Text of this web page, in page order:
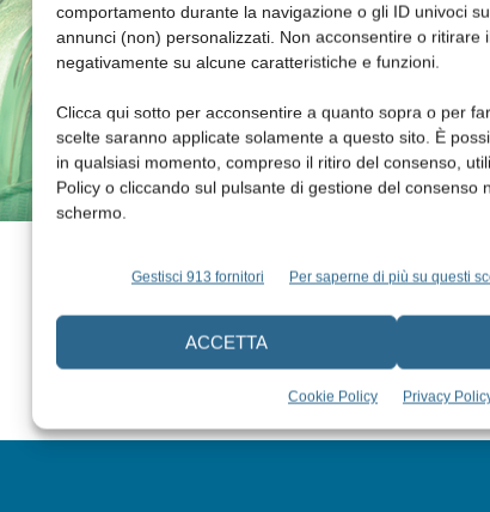
comportamento durante la navigazione o gli ID univoci
annunci (non) personalizzati. Non acconsentire o ritirare
negativamente su alcune caratteristiche e funzioni.
Clicca qui sotto per acconsentire a quanto sopra o per
scelte saranno applicate solamente a questo sito. È
in qualsiasi momento, compreso il ritiro del consenso,
Policy o cliccando sul pulsante di gestione del consenso
schermo.
Gestisci 913 fornitori Per saperne di più su questi
ACCETTA
Cookie Policy Privacy